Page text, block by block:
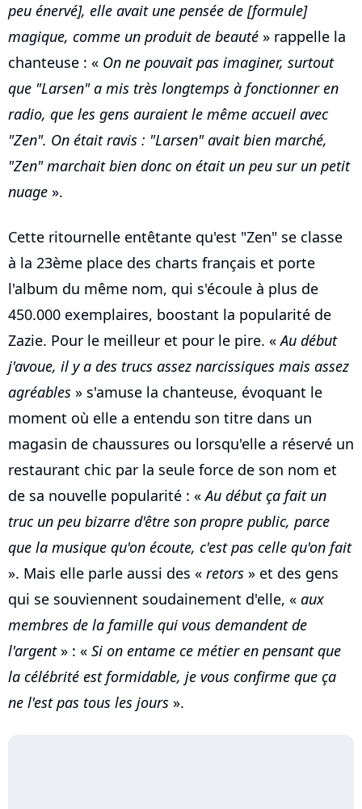
peu énervé], elle avait une pensée de [formule]
magique, comme un produit de beauté » rappelle la
chanteuse : « On ne pouvait pas imaginer, surtout
que "Larsen" a mis très longtemps à fonctionner en
radio, que les gens auraient le même accueil avec
"Zen". On était ravis : "Larsen" avait bien marché,
"Zen" marchait bien donc on était un peu sur un petit
nuage ».
Cette ritournelle entêtante qu'est "Zen" se classe
à la 23ème place des charts français et porte
l'album du même nom, qui s'écoule à plus de
450.000 exemplaires, boostant la popularité de
Zazie. Pour le meilleur et pour le pire. «Au début
j'avoue, il y a des trucs assez narcissiques mais assez
agréables » s'amuse la chanteuse, évoquant le
moment où elle a entendu son titre dans un
magasin de chaussures ou lorsqu'elle a réservé un
restaurant chic par la seule force de son nom et
de sa nouvelle popularité : «Au début ça fait un
truc un peu bizarre d'être son propre public, parce
que la musique qu'on écoute, c'est pas celle qu'on fait
». Mais elle parle aussi des « retors » et des gens
qui se souviennent soudainement d'elle, « aux
membres de la famille qui vous demandent de
l'argent» : « Si on entame ce métier en pensant que
la célébrité est formidable, je vous confirme que ça
ne l'est pas tous les jours ».